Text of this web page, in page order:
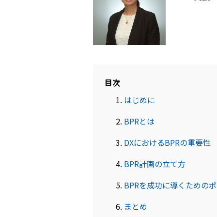
目次
はじめに
BPRとは
DXにおけるBPRの重要性
BPR計画の立て方
BPRを成功に導くための
まとめ